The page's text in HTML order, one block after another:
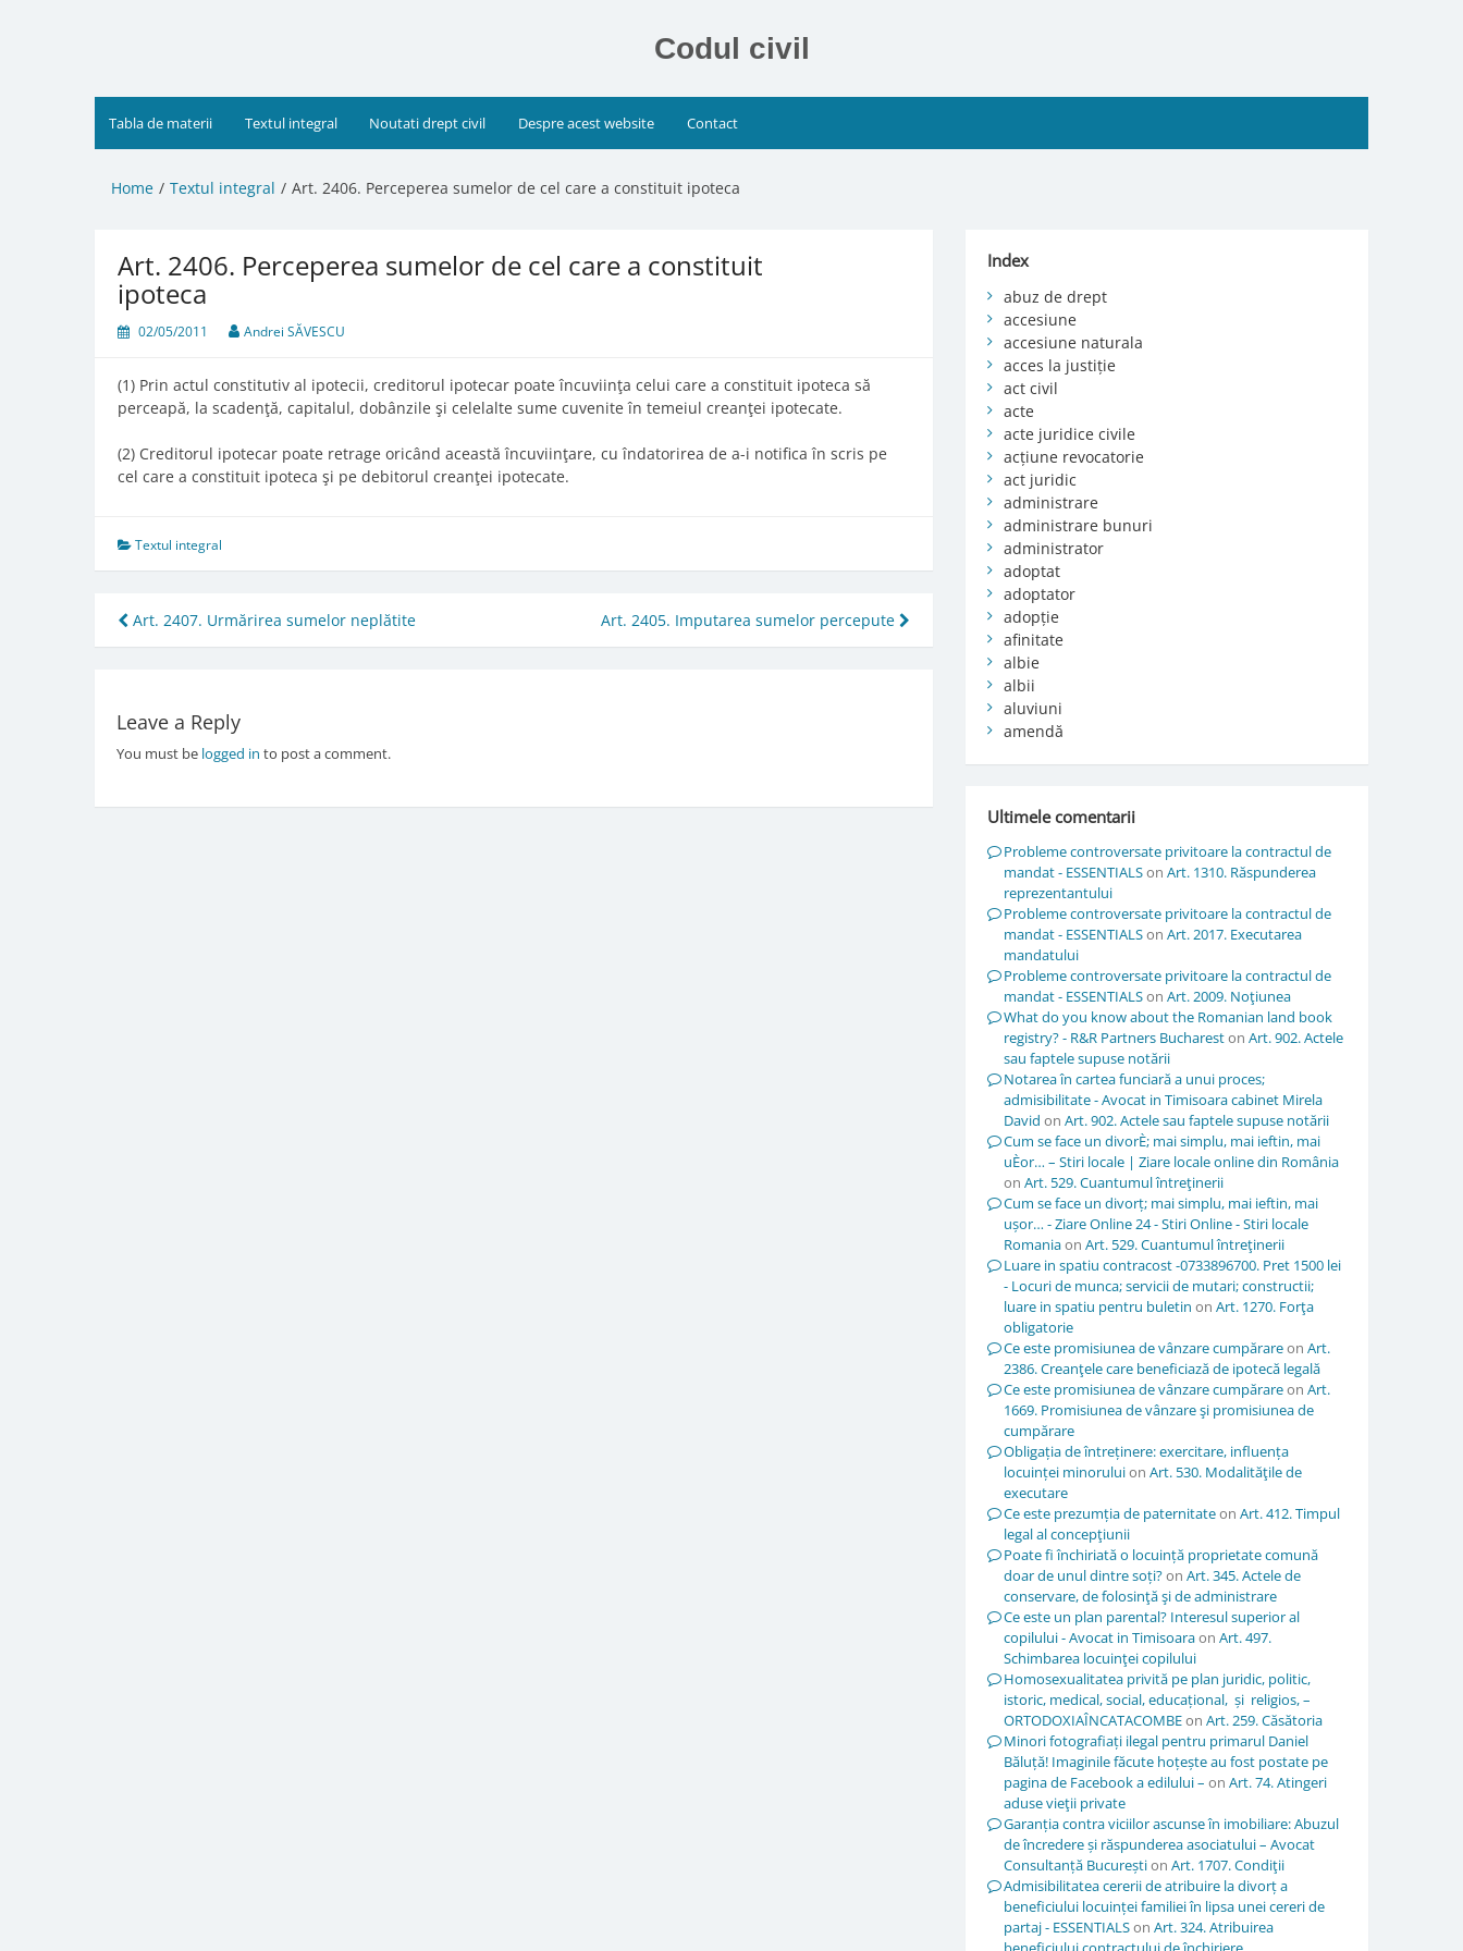
Codul civil
Tabla de materii Textul integral Noutati drept civil Despre acest website Contact
Home Textul integral Art. 2406. Perceperea sumelor de cel care a constituit ipoteca
Art. 2406. Perceperea sumelor de cel care a constituit
ipoteca
02/05/2011 Andrei SĂVESCU
(1) Prin actul constitutiv al ipotecii, creditorul ipotecar poate încuviinţa celui care a constituit ipoteca să
perceapă, la scadenţă, capitalul, dobânzile şi celelalte sume cuvenite în temeiul creanţei ipotecate.
(2) Creditorul ipotecar poate retrage oricând această încuviinţare, cu îndatorirea de a-i notifica în scris pe
cel care a constituit ipoteca şi pe debitorul creanţei ipotecate.
Textul integral
Post
navigation
Art. 2407. Urmărirea sumelor neplătite Art. 2405. Imputarea sumelor percepute
Leave a Reply
You must be logged in to post a comment.
Index
abuz de drept
accesiune
accesiune naturala
acces la justiție
act civil
acte
acte juridice civile
acțiune revocatorie
act juridic
administrare
administrare bunuri
administrator
adoptat
adoptator
adopție
afinitate
albie
albii
aluviuni
amendă
Ultimele comentarii
Probleme controversate privitoare la contractul de
mandat - ESSENTIALSon Art. 1310. Răspunderea
reprezentantului
Probleme controversate privitoare la contractul de
mandat - ESSENTIALSon Art. 2017. Executarea
mandatului
Probleme controversate privitoare la contractul de
mandat - ESSENTIALSon Art. 2009. Noţiunea
What do you know about the Romanian land book
registry? - R&R Partners Buchareston Art. 902. Actele
sau faptele supuse notării
Notarea în cartea funciară a unui proces;
admisibilitate - Avocat in Timisoara cabinet Mirela
David on Art. 902. Actele sau faptele supuse notării
Cum se face un divorÈ; mai simplu, mai ieftin, mai
uÈor… – Stiri locale | Ziare locale online din România
on Art. 529. Cuantumul întreţinerii
Cum se face un divorț; mai simplu, mai ieftin, mai
ușor… - Ziare Online 24 - Stiri Online - Stiri locale
Romaniaon Art. 529. Cuantumul întreţinerii
Luare in spatiu contracost -0733896700. Pret 1500 lei
- Locuri de munca; servicii de mutari; constructii;
luare in spatiu pentru buletin on Art. 1270. Forţa
obligatorie
Ce este promisiunea de vânzare cumpărareon Art.
2386. Creanţele care beneficiază de ipotecă legală
Ce este promisiunea de vânzare cumpărareon Art.
1669. Promisiunea de vânzare şi promisiunea de
cumpărare
Obligația de întreținere: exercitare, influența
locuinței minoruluion Art. 530. Modalităţile de
executare
Ce este prezumția de paternitateon Art. 412. Timpul
legal al concepţiunii
Poate fi închiriată o locuință proprietate comună
doar de unul dintre soți?on Art. 345. Actele de
conservare, de folosinţă şi de administrare
Ce este un plan parental? Interesul superior al
copilului - Avocat in Timisoaraon Art. 497.
Schimbarea locuinţei copilului
Homosexualitatea privită pe plan juridic, politic,
istoric, medical, social, educațional, și religios, –
ORTODOXIAÎNCATACOMBEon Art. 259. Căsătoria
Minori fotografiați ilegal pentru primarul Daniel
Băluță! Imaginile făcute hoțește au fost postate pe
pagina de Facebook a edilului – on Art. 74. Atingeri
aduse vieţii private
Garanția contra viciilor ascunse în imobiliare: Abuzul
de încredere și răspunderea asociatului – Avocat
Consultanță Bucureștion Art. 1707. Condiţii
Admisibilitatea cererii de atribuire la divorț a
beneficiului locuinței familiei în lipsa unei cereri de
partaj - ESSENTIALSon Art. 324. Atribuirea